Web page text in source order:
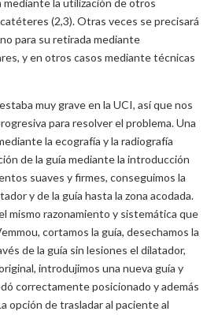
mediante la utilización de otros
(2,3). Otras veces se precisará
para su retirada mediante
y en otros casos mediante técnicas
muy grave en la UCI, así que nos
para resolver el problema. Una
la ecografía y la radiografía
de la guía mediante la introducción
suaves y firmes, conseguimos la
y de la guía hasta la zona acodada.
mismo razonamiento y sistemática que
cortamos la guía, desechamos la
de la guía sin lesiones el dilatador,
introdujimos una nueva guía y
correctamente posicionado y además
opción de trasladar al paciente al